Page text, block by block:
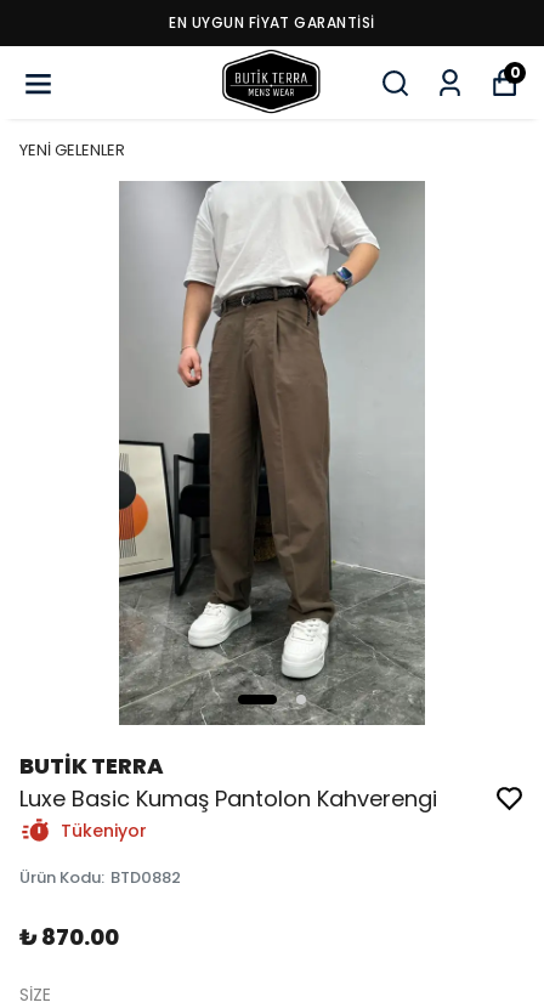
EN UYGUN FİYAT GARANTİSİ
0
YENİ GELENLER
BUTİK TERRA
Luxe Basic Kumaş Pantolon Kahverengi
Tükeniyor
Ürün Kodu: BTD0882
₺ 870.00
SİZE